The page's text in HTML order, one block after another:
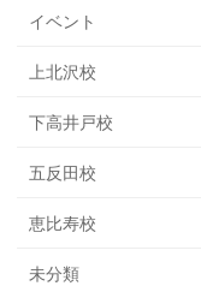
イベント
上北沢校
下高井戸校
五反田校
恵比寿校
未分類